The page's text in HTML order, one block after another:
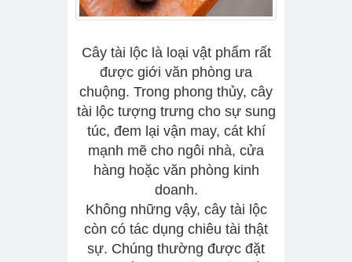
Cây tài lộc là loại vật phẩm rất
được giới văn phòng ưa
chuộng. Trong phong thủy, cây
tài lộc tượng trưng cho sự sung
túc, đem lại vận may, cát khí
mạnh mẽ cho ngôi nhà, cửa
hàng hoặc văn phòng kinh
doanh.
Không những vậy, cây tài lộc
còn có tác dụng chiêu tài thật
sự. Chúng thường được đặt